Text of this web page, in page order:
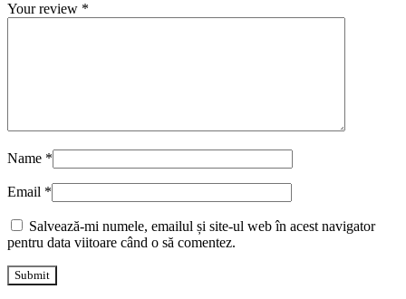
Your review *
Name *
Email *
Salvează-mi numele, emailul și site-ul web în acest navigator
pentru data viitoare când o să comentez.